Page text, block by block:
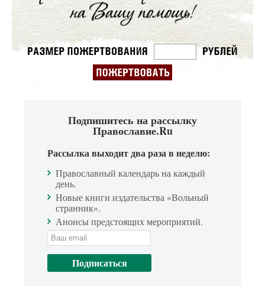
Подпишитесь на рассылку
Православие.Ru
Рассылка выходит два раза в неделю:
Православный календарь на каждый
день.
Новые книги издательства «Вольный
странник».
Анонсы предстоящих мероприятий.